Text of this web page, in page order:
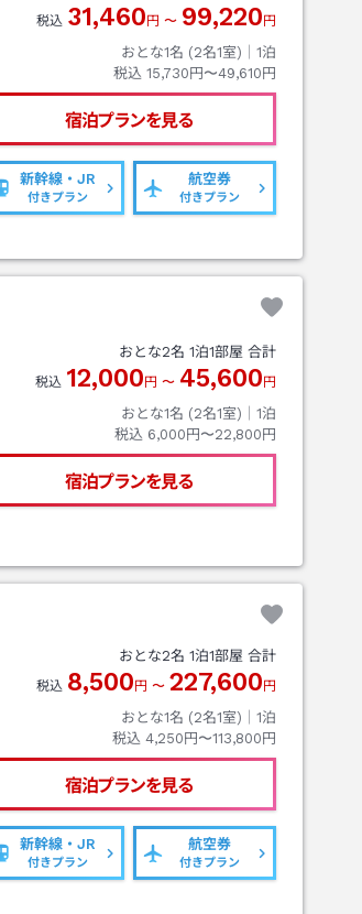
税込 31,460 円 〜 99,220 円
おとな1名 (2名1室)｜ 1泊
税込 15,730円〜49,610円
宿泊プランを見る
新幹線・JR
付きプラン
航空券
付きプラン
おとな2名 1泊1部屋 合計
税込 12,000 円 〜 45,600 円
おとな1名 (2名1室)｜ 1泊
税込 6,000円〜22,800円
宿泊プランを見る
おとな2名 1泊1部屋 合計
税込 8,500 円 〜 227,600 円
おとな1名 (2名1室)｜ 1泊
税込 4,250円〜113,800円
宿泊プランを見る
新幹線・JR
付きプラン
航空券
付きプラン